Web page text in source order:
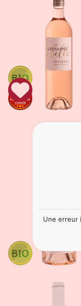
Une erreur